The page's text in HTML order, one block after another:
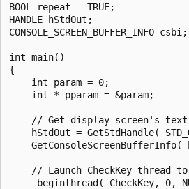
BOOL repeat = TRUE;
HANDLE hStdOut;
int main()
{
    int param = 0;
    int * pparam = &param;
// Get display screen's
hStdOut = GetStdHandle(
GetConsoleScreenBufferInfo(
// Launch CheckKey thread
_beginthread( CheckKey, 0,